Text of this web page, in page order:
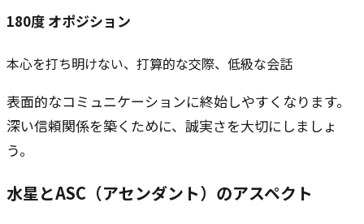
180度 オポジション
本心を打ち明けない、打算的な交際、低級な会話
表面的なコミュニケーションに終始しやすくなります。
深い信頼関係を築くために、誠実さを大切にしましょ
う。
水星とASC（アセンダント） のアスペクト